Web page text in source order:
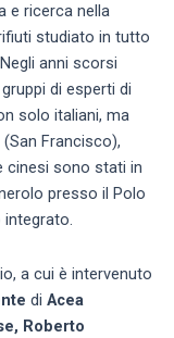
e ricerca nella
studiato in tutto
anni scorsi
di esperti di
solo italiani, ma
Francisco),
cinesi sono stati in
presso il Polo
a cui è intervenuto
di Acea
Roberto